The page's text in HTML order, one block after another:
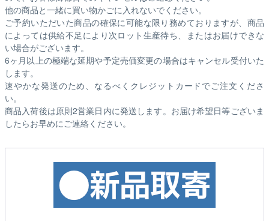
他の商品と一緒に買い物かごに入れないでください。
ご予約いただいた商品の確保に可能な限り務めておりますが、商品
によっては供給不足により次ロット生産待ち、またはお届けできな
い場合がございます。
6ヶ月以上の極端な延期や予定売価変更の場合はキャンセル受付いた
します。
速やかな発送のため、なるべくクレジットカードでご注文くださ
い。
商品入荷後は原則2営業日内に発送します。お届け希望日等ございま
したらお早めにご連絡ください。